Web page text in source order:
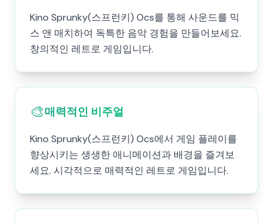
Kino Sprunky(스프런키) Ocs를 통해 사운드를 믹
스 앤 매치하여 독특한 음악 경험을 만들어보세요.
창의적인 레트로 게임입니다.
🎨매력적인 비주얼
Kino Sprunky(스프런키) Ocs에서 게임 플레이를
향상시키는 생생한 애니메이션과 배경을 즐겨보
세요. 시각적으로 매력적인 레트로 게임입니다.